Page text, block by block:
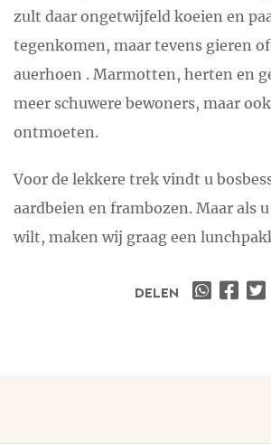
zult daar ongetwijfeld koeien en
tegenkomen, maar tevens gieren
auerhoen . Marmotten, herten en
meer schuwere bewoners, maar
ontmoeten.
Voor de lekkere trek vindt u
aardbeien en frambozen. Maar als
wilt, maken wij graag een
DELEN